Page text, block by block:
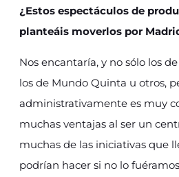
¿Estos espectáculos de
planteáis moverlos por
Nos encantaría, y no sólo los
los de Mundo Quinta u otros,
administrativamente es muy
muchas ventajas al ser un
muchas de las iniciativas que
podrían hacer si no lo